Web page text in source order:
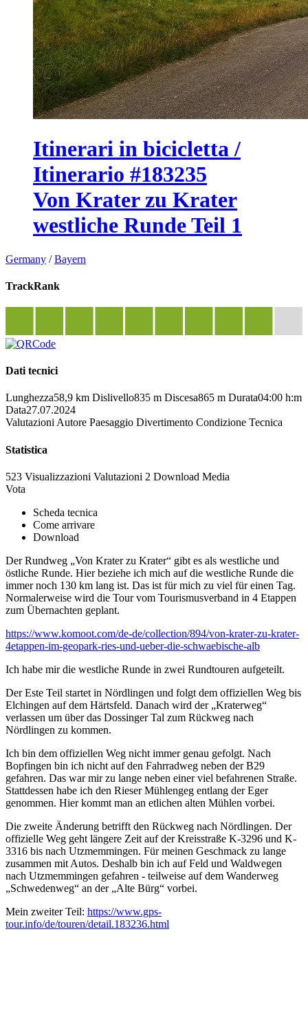
Itinerari in bicicletta /
Itinerario #183235
Von Krater zu Krater
westliche Runde Teil 1
Germany /Bayern
TrackRank
Dati tecnici
Lunghezza58,9 km Dislivello835 m Discesa865 m Durata04:00 h:m
Data27.07.2024
Valutazioni Autore Paesaggio Divertimento Condizione Tecnica
Statistica
523 Visualizzazioni Valutazioni 2 Download Media
Vota
Scheda tecnica
Come arrivare
Download
Der Rundweg „Von Krater zu Krater“ gibt es als westliche und
östliche Runde. Hier beziehe ich mich auf die westliche Runde die
immer noch 130 km lang ist. Das ist für mich zu viel für einen Tag.
Normalerweise wird die Tour vom Tourismusverband in 4 Etappen
zum Übernachten geplant.
https://www.komoot.com/de-de/collection/894/von-krater-zu-krater-
4etappen-im-geopark-ries-und-ueber-die-schwaebische-alb
Ich habe mir die westliche Runde in zwei Rundtouren aufgeteilt.
Der Este Teil startet in Nördlingen und folgt dem offiziellen Weg bis
Elchingen auf dem Härtsfeld. Danach wird der „Kraterweg“
verlassen um über das Dossinger Tal zum Rückweg nach
Nördlingen zu kommen.
Ich bin dem offiziellen Weg nicht immer genau gefolgt. Nach
Bopfingen bin ich nicht auf den Fahrradweg neben der B29
gefahren. Das war mir zu lange neben einer viel befahrenen Straße.
Stattdessen habe ich den Rieser Mühlengeg entlang der Eger
genommen. Hier kommt man an etlichen alten Mühlen vorbei.
Die zweite Änderung betrifft den Rückweg nach Nördlingen. Der
offizielle Weg geht längere Zeit auf der Kreisstraße K-3296 und K-
3316 bis nach Utzmemmingen. Für meinen Geschmack zu lange
zusammen mit Autos. Deshalb bin ich auf Feld und Waldwegen
nach Utzmemmingen gefahren - teilweise auf dem Wanderweg
„Schwedenweg“ an der „Alte Bürg“ vorbei.
Mein zweiter Teil: https://www.gps-
tour.info/de/touren/detail.183236.html